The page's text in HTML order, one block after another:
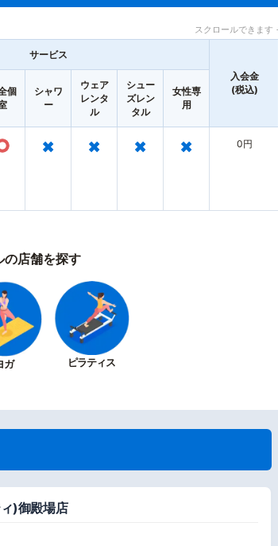
スクロールできます
サービス
入会金
(税込)
個
シャワ
ー
ウェア
レンタ
ル
シュー
ズレン
タル
女性専
用
× × × × 0円
の店舗を探す
ガ ピラティス
)御殿場店